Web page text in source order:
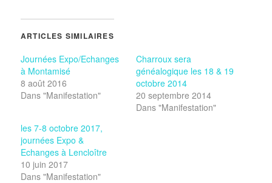
ARTICLES SIMILAIRES
Journées Expo/Echanges
à Montamisé
8 août 2016
Dans "Manifestation"
Charroux sera
généalogique les 18 & 19
octobre 2014
20 septembre 2014
Dans "Manifestation"
les 7-8 octobre 2017,
journées Expo &
Echanges à Lencloître
10 juin 2017
Dans "Manifestation"